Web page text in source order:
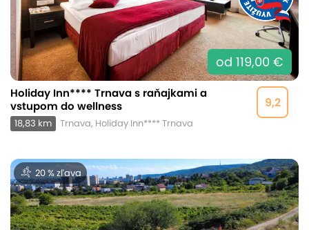
od 119,00 €
9,2
Holiday Inn**** Trnava s raňajkami a
vstupom do wellness
18,83 km Trnava, Holiday Inn**** Trnava
20 % zľava